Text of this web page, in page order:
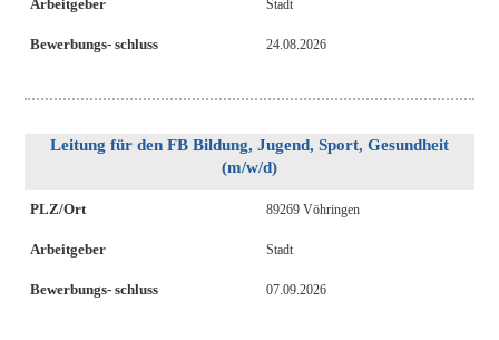
Arbeitgeber
Bewerbungs- schluss
Stadt
24.08.2026
Leitung für den FB Bildung, Jugend, Sport, Gesundheit
(m/w/d)
PLZ/Ort
Arbeitgeber
Bewerbungs- schluss
89269 Vöhringen
Stadt
07.09.2026